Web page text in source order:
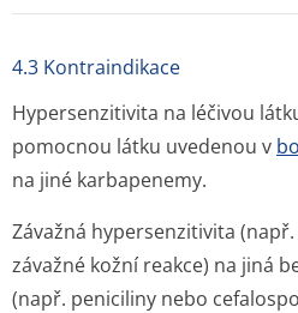
4.3 Kontraindikace
Hypersenzitivita na léčivou
pomocnou látku uvedenou v
na jiné karbapenemy.
Závažná hypersenzitivita
závažné kožní reakce) na jiná
(např. peniciliny nebo